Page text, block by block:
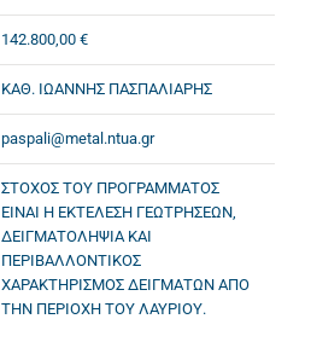
142.800,00 €
ΚΑΘ. ΙΩΑΝΝΗΣ ΠΑΣΠΑΛΙΑΡΗΣ
paspali@metal.ntua.gr
ΣΤΟΧΟΣ ΤΟΥ ΠΡΟΓΡΑΜΜΑΤΟΣ
ΕΙΝΑΙ Η ΕΚΤΕΛΕΣΗ ΓΕΩΤΡΗΣΕΩΝ,
ΔΕΙΓΜΑΤΟΛΗΨΙΑ ΚΑΙ
ΠΕΡΙΒΑΛΛΟΝΤΙΚΟΣ
ΧΑΡΑΚΤΗΡΙΣΜΟΣ ΔΕΙΓΜΑΤΩΝ ΑΠΟ
ΤΗΝ ΠΕΡΙΟΧΗ ΤΟΥ ΛΑΥΡΙΟΥ.